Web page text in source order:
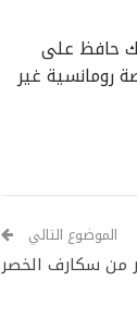
حافظ على
رومانسية غير
الموضوع التالي
من سكارف الخصر